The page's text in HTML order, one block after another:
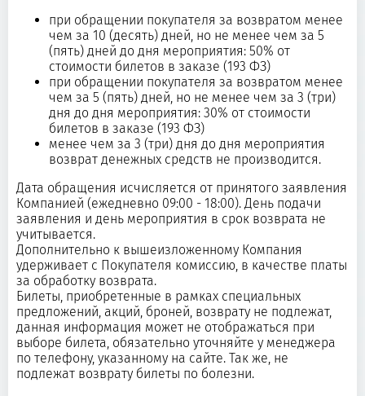
при обращении покупателя за возвратом менее
чем за 10 (десять) дней, но не менее чем за 5
(пять) дней до дня мероприятия: 50% от
стоимости билетов в заказе (193 ФЗ)
при обращении покупателя за возвратом менее
чем за 5 (пять) дней, но не менее чем за 3 (три)
дня до дня мероприятия: 30% от стоимости
билетов в заказе (193 ФЗ)
менее чем за 3 (три) дня до дня мероприятия
возврат денежных средств не производится.
Дата обращения исчисляется от принятого заявления
Компанией (ежедневно 09:00 - 18:00). День подачи
заявления и день мероприятия в срок возврата не
учитывается.
Дополнительно к вышеизложенному Компания
удерживает с Покупателя комиссию, в качестве платы
за обработку возврата.
Билеты, приобретенные в рамках специальных
предложений, акций, броней, возврату не подлежат,
данная информация может не отображаться при
выборе билета, обязательно уточняйте у менеджера
по телефону, указанному на сайте. Так же, не
подлежат возврату билеты по болезни.